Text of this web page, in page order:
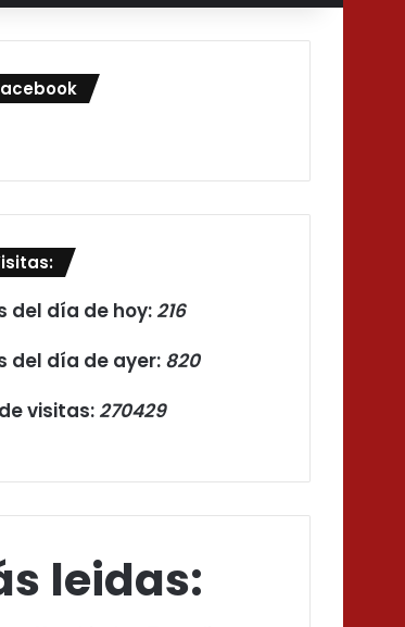
del día de hoy: 216
del día de ayer: 820
visitas: 270429
leidas: